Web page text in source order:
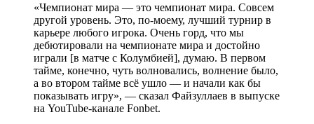
«Чемпионат мира — это чемпионат мира. Совсем
другой уровень. Это, по-моему, лучший турнир в
карьере любого игрока. Очень горд, что мы
дебютировали на чемпионате мира и достойно
играли [в матче с Колумбией], думаю. В первом
тайме, конечно, чуть волновались, волнение было,
а во втором тайме всё ушло — и начали как бы
показывать игру», — сказал Файзуллаев в выпуске
на YouTube-канале Fonbet.